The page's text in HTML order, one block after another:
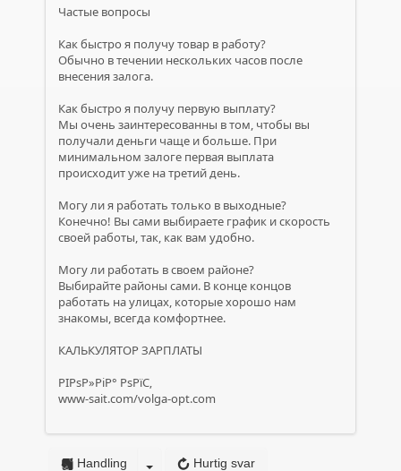
Частые вопросы
Как быстро я получу товар в работу?
Обычно в течении нескольких часов после
внесения залога.
Как быстро я получу первую выплату?
Мы очень заинтересованны в том, чтобы вы
получали деньги чаще и больше. При
минимальном залоге первая выплата
происходит уже на третий день.
Могу ли я работать только в выходные?
Конечно! Вы сами выбираете график и скорость
своей работы, так, как вам удобно.
Могу ли работать в своем районе?
Выбирайте районы сами. В конце концов
работать на улицах, которые хорошо нам
знакомы, всегда комфортнее.
КАЛЬКУЛЯТОР ЗАРПЛАТЫ
РІРѕР»РіР° РѕРїС‚
www-sait.com/volga-opt.com
Hurtig svar
Handling